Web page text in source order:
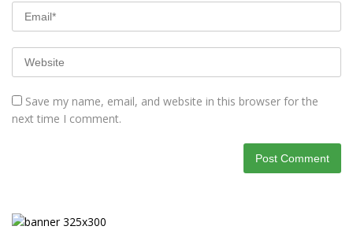
Save my name, email, and website in this browser for the
next time I comment.